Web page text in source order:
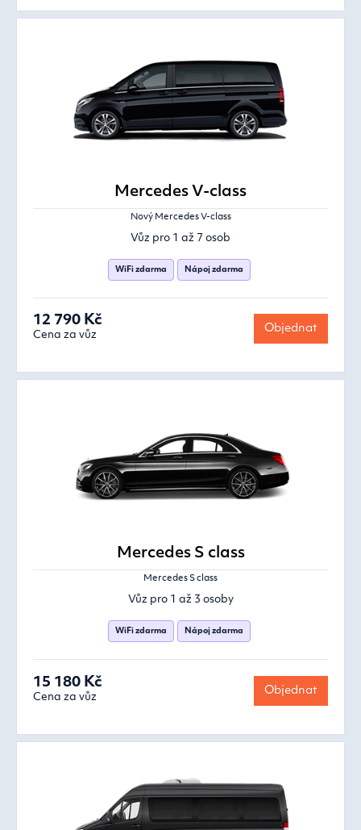
Mercedes V-class
Nový Mercedes V-class
Vůz pro 1 až 7 osob
WiFi zdarma Nápoj zdarma
12 790 Kč
Cena za vůz
Objednat
Mercedes S class
Mercedes S class
Vůz pro 1 až 3 osoby
WiFi zdarma Nápoj zdarma
15 180 Kč
Cena za vůz
Objednat